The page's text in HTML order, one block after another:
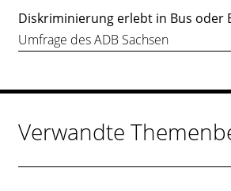
Diskriminierung erlebt in Bus oder
Umfrage des ADB Sachsen
Verwandte